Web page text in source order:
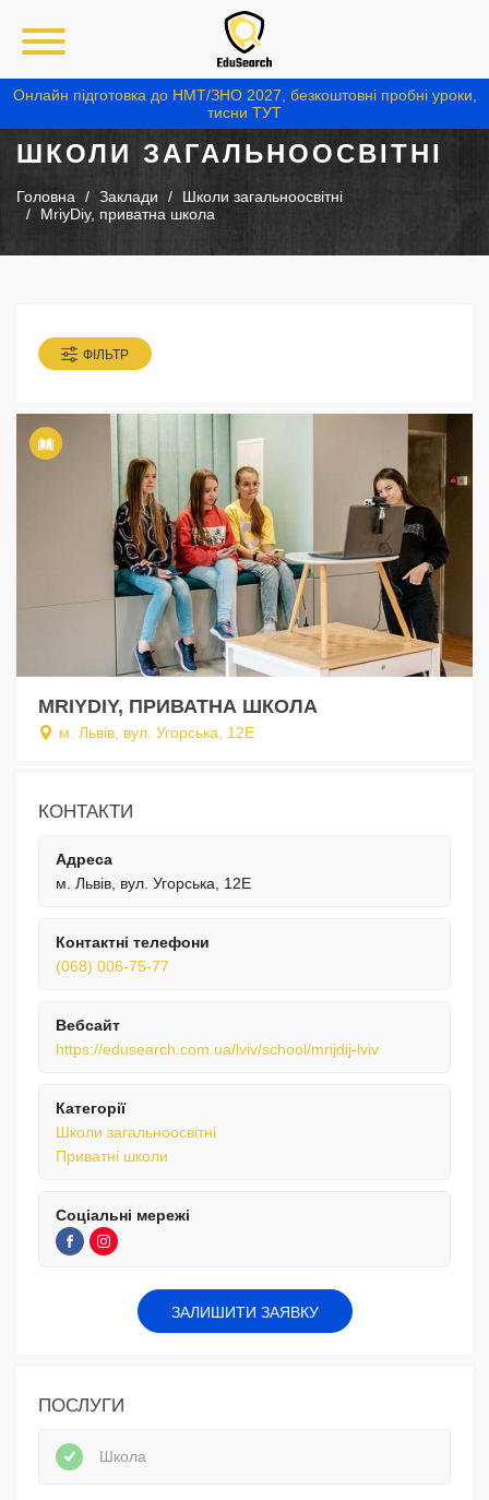
Онлайн підготовка до НМТ/ЗНО 2027, безкоштовні пробні уроки,
тисни ТУТ
ШКОЛИ ЗАГАЛЬНООСВІТНІ
Головна Заклади
Школи загальноосвітні
MriyDiy, приватна школа
ФІЛЬТР
MRIYDIY, ПРИВАТНА ШКОЛА
м. Львів, вул. Угорська, 12Е
КОНТАКТИ
Адреса
м. Львів, вул. Угорська, 12Е
Контактні телефони
(068) 006-75-77
Вебсайт
https://edusearch.com.ua/lviv/school/mrijdij-lviv
Категорії
Школи загальноосвітні
Приватні школи
Соціальні мережі
ЗАЛИШИТИ ЗАЯВКУ
ПОСЛУГИ
Школа